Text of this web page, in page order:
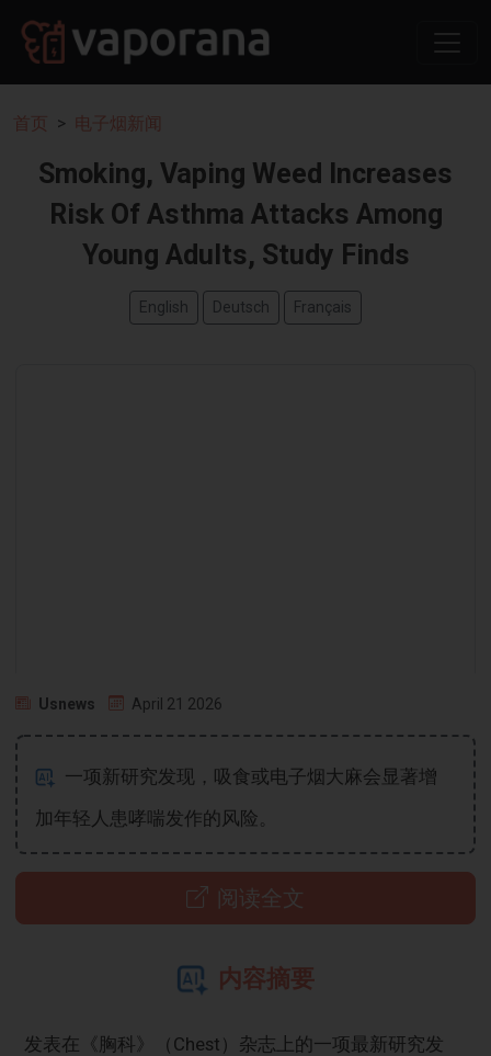
首页 电子烟新闻
Smoking, Vaping Weed Increases
Risk Of Asthma Attacks Among
Young Adults, Study Finds
English Deutsch Français
Usnews April 21 2026
一项新研究发现，吸食或电子烟大麻会显著增
加年轻人患哮喘发作的风险。
阅读全文
内容摘要
发表在《胸科》（Chest）杂志上的一项最新研究发